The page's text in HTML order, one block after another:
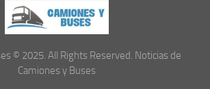
© 2025. All Rights Reserved. Noticias de
Camiones y Buses